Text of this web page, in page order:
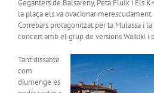
Geganters de Balsareny, Peta Fluix i Els
la plaça els va ovacionar
Correbars protagonitzat per la Mulassa i
concert amb el grup de versions Waikiki i
Tant dissabte
com
diumenge es